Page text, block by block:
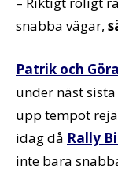
snabba vägar,
Patrik och
under näst
upp tempot
idag då Rally
inte bara